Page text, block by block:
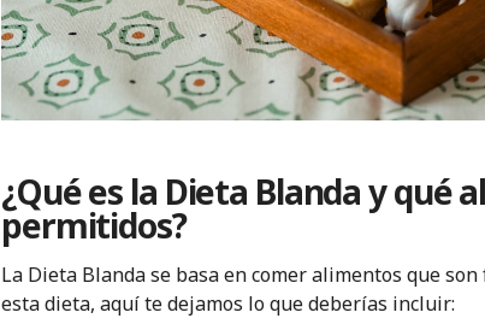
¿Qué es la Dieta Blanda y qué
permitidos?
La Dieta Blanda se basa en comer alimentos que
esta dieta, aquí te dejamos lo que deberías incluir: